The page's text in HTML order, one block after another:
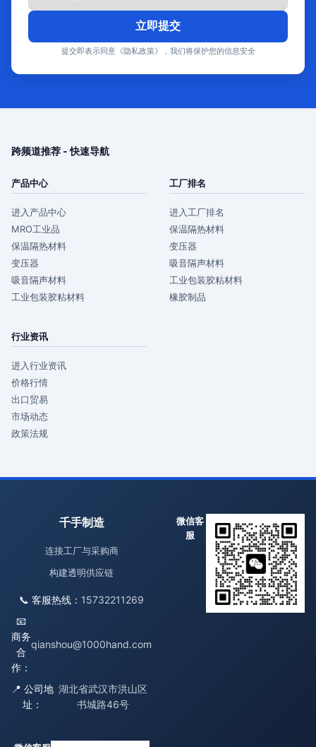
立即提交
提交即表示同意《隐私政策》，我们将保护您的信息安全
跨频道推荐 - 快速导航
产品中心
进入产品中心
MRO工业品
保温隔热材料
变压器
吸音隔声材料
工业包装胶粘材料
工厂排名
进入工厂排名
保温隔热材料
变压器
吸音隔声材料
工业包装胶粘材料
橡胶制品
行业资讯
进入行业资讯
价格行情
出口贸易
市场动态
政策法规
千手制造
连接工厂与采购商
构建透明供应链
📞 客服热线： 15732211269
📧
商务
合
作：
qianshou@1000hand.com
📍 公司地
址：
湖北省武汉市洪山区
书城路46号
微信客
服